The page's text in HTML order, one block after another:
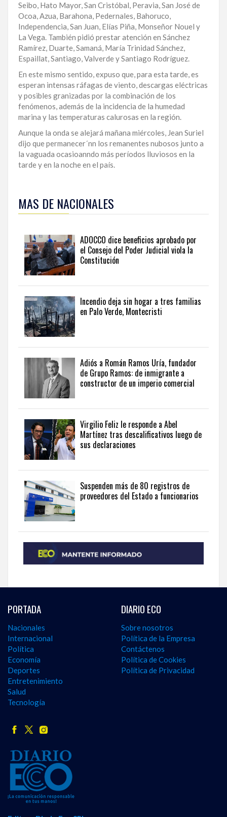
Seibo, Hato Mayor, San Cristóbal, Peravia, San José de
Ocoa, Azua, Barahona, Pedernales, Bahoruco,
Independencia, San Juan, Elías Piña, Monseñor Nouel y
La Vega. También pidió prestar atención en Sánchez
Ramírez, Duarte, Samaná, María Trinidad Sánchez,
Espaillat, Santiago, Valverde y Santiago Rodríguez.
En este mismo sentido, expuso que, para esta tarde, es
esperan intensas ráfagas de viento, descargas eléctricas
y posibles granizadas por la combinación de los
fenómenos, además de la incidencia de la humedad
marina y las temperaturas calurosas en la región.
Aunque la onda se alejará mañana miércoles, Jean Suriel
dijo que permanecer´nn los remanentes nubosos junto a
la vaguada ocasioanndo más períodos lluviosos en la
tarde y en la noche en el país.
esta
información
seguir
actualidad
del
país
desde
una
perspectiva
internacional,
visite
the
Dominican
English.
MAS DE NACIONALES
ADOCCO dice beneficios aprobado por
el Consejo del Poder Judicial viola la
Constitución
Incendio deja sin hogar a tres familias
en Palo Verde, Montecristi
Adiós a Román Ramos Uría, fundador
de Grupo Ramos: de inmigrante a
constructor de un imperio comercial
Virgilio Feliz le responde a Abel
Martínez tras descalificativos luego de
sus declaraciones
Suspenden más de 80 registros de
proveedores del Estado a funcionarios
PORTADA
Nacionales
Internacional
Política
Economía
Deportes
Entretenimiento
Salud
Tecnología
DIARIO ECO
Sobre nosotros
Política de la Empresa
Contáctenos
Política de Cookies
Política de Privacidad